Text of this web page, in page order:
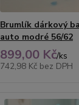
Brumlík dárkový
auto modré 56/62
899,00 Kč/ks
742,98 Kč bez DPH